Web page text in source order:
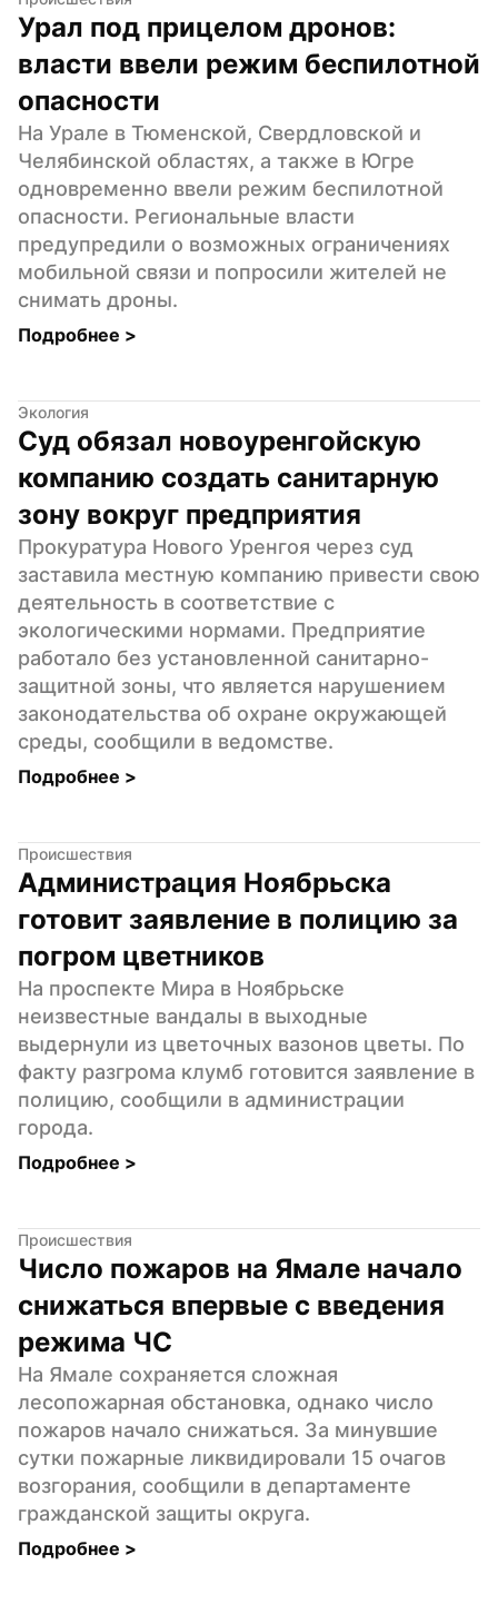
Урал под прицелом дронов:
власти ввели режим беспилотной
опасности
На Урале в Тюменской, Свердловской и
Челябинской областях, а также в Югре
одновременно ввели режим беспилотной
опасности. Региональные власти
предупредили о возможных ограничениях
мобильной связи и попросили жителей не
снимать дроны.
Подробнее >
Экология
Суд обязал новоуренгойскую
компанию создать санитарную
зону вокруг предприятия
Прокуратура Нового Уренгоя через суд
заставила местную компанию привести свою
деятельность в соответствие с
экологическими нормами. Предприятие
работало без установленной санитарно-
защитной зоны, что является нарушением
законодательства об охране окружающей
среды, сообщили в ведомстве.
Подробнее >
Происшествия
Администрация Ноябрьска
готовит заявление в полицию за
погром цветников
На проспекте Мира в Ноябрьске
неизвестные вандалы в выходные
выдернули из цветочных вазонов цветы. По
факту разгрома клумб готовится заявление в
полицию, сообщили в администрации
города.
Подробнее >
Происшествия
Число пожаров на Ямале начало
снижаться впервые с введения
режима ЧС
На Ямале сохраняется сложная
лесопожарная обстановка, однако число
пожаров начало снижаться. За минувшие
сутки пожарные ликвидировали 15 очагов
возгорания, сообщили в департаменте
гражданской защиты округа.
Подробнее >